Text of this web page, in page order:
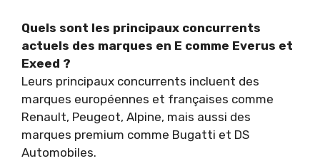
Quels sont les principaux concurrents
actuels des marques en E comme Everus et
Exeed ?
Leurs principaux concurrents incluent des
marques européennes et françaises comme
Renault, Peugeot, Alpine, mais aussi des
marques premium comme Bugatti et DS
Automobiles.